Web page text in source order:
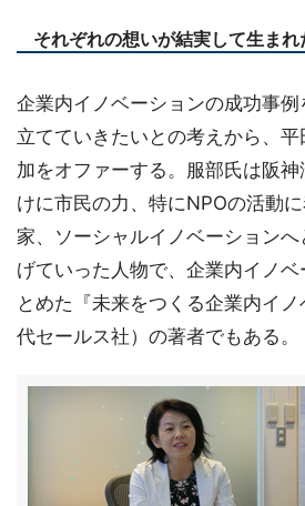
それぞれの想いが結実して生ま
企業内イノベーションの成功事
立てていきたいとの考えから、
加をオファーする。服部氏は阪
けに市民の力、特にNPOの活動
家、ソーシャルイノベーション
げていった人物で、企業内イノベ
とめた『未来をつくる企業内イ
代セールス社）の著者でもある。